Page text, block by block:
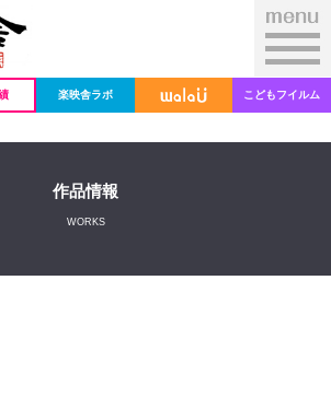
楽映舎ラボ こどもフイルム
作品情報
WORKS